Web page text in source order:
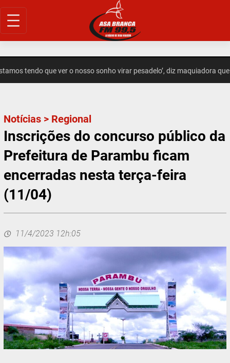
Pular
para
tendo que ver o nosso sonho virar pesadelo’, diz maquiadora que
Notícias > Regional
Inscrições do concurso público da
Prefeitura de Parambu ficam
encerradas nesta terça-feira
(11/04)
11/4/2023 12h:05